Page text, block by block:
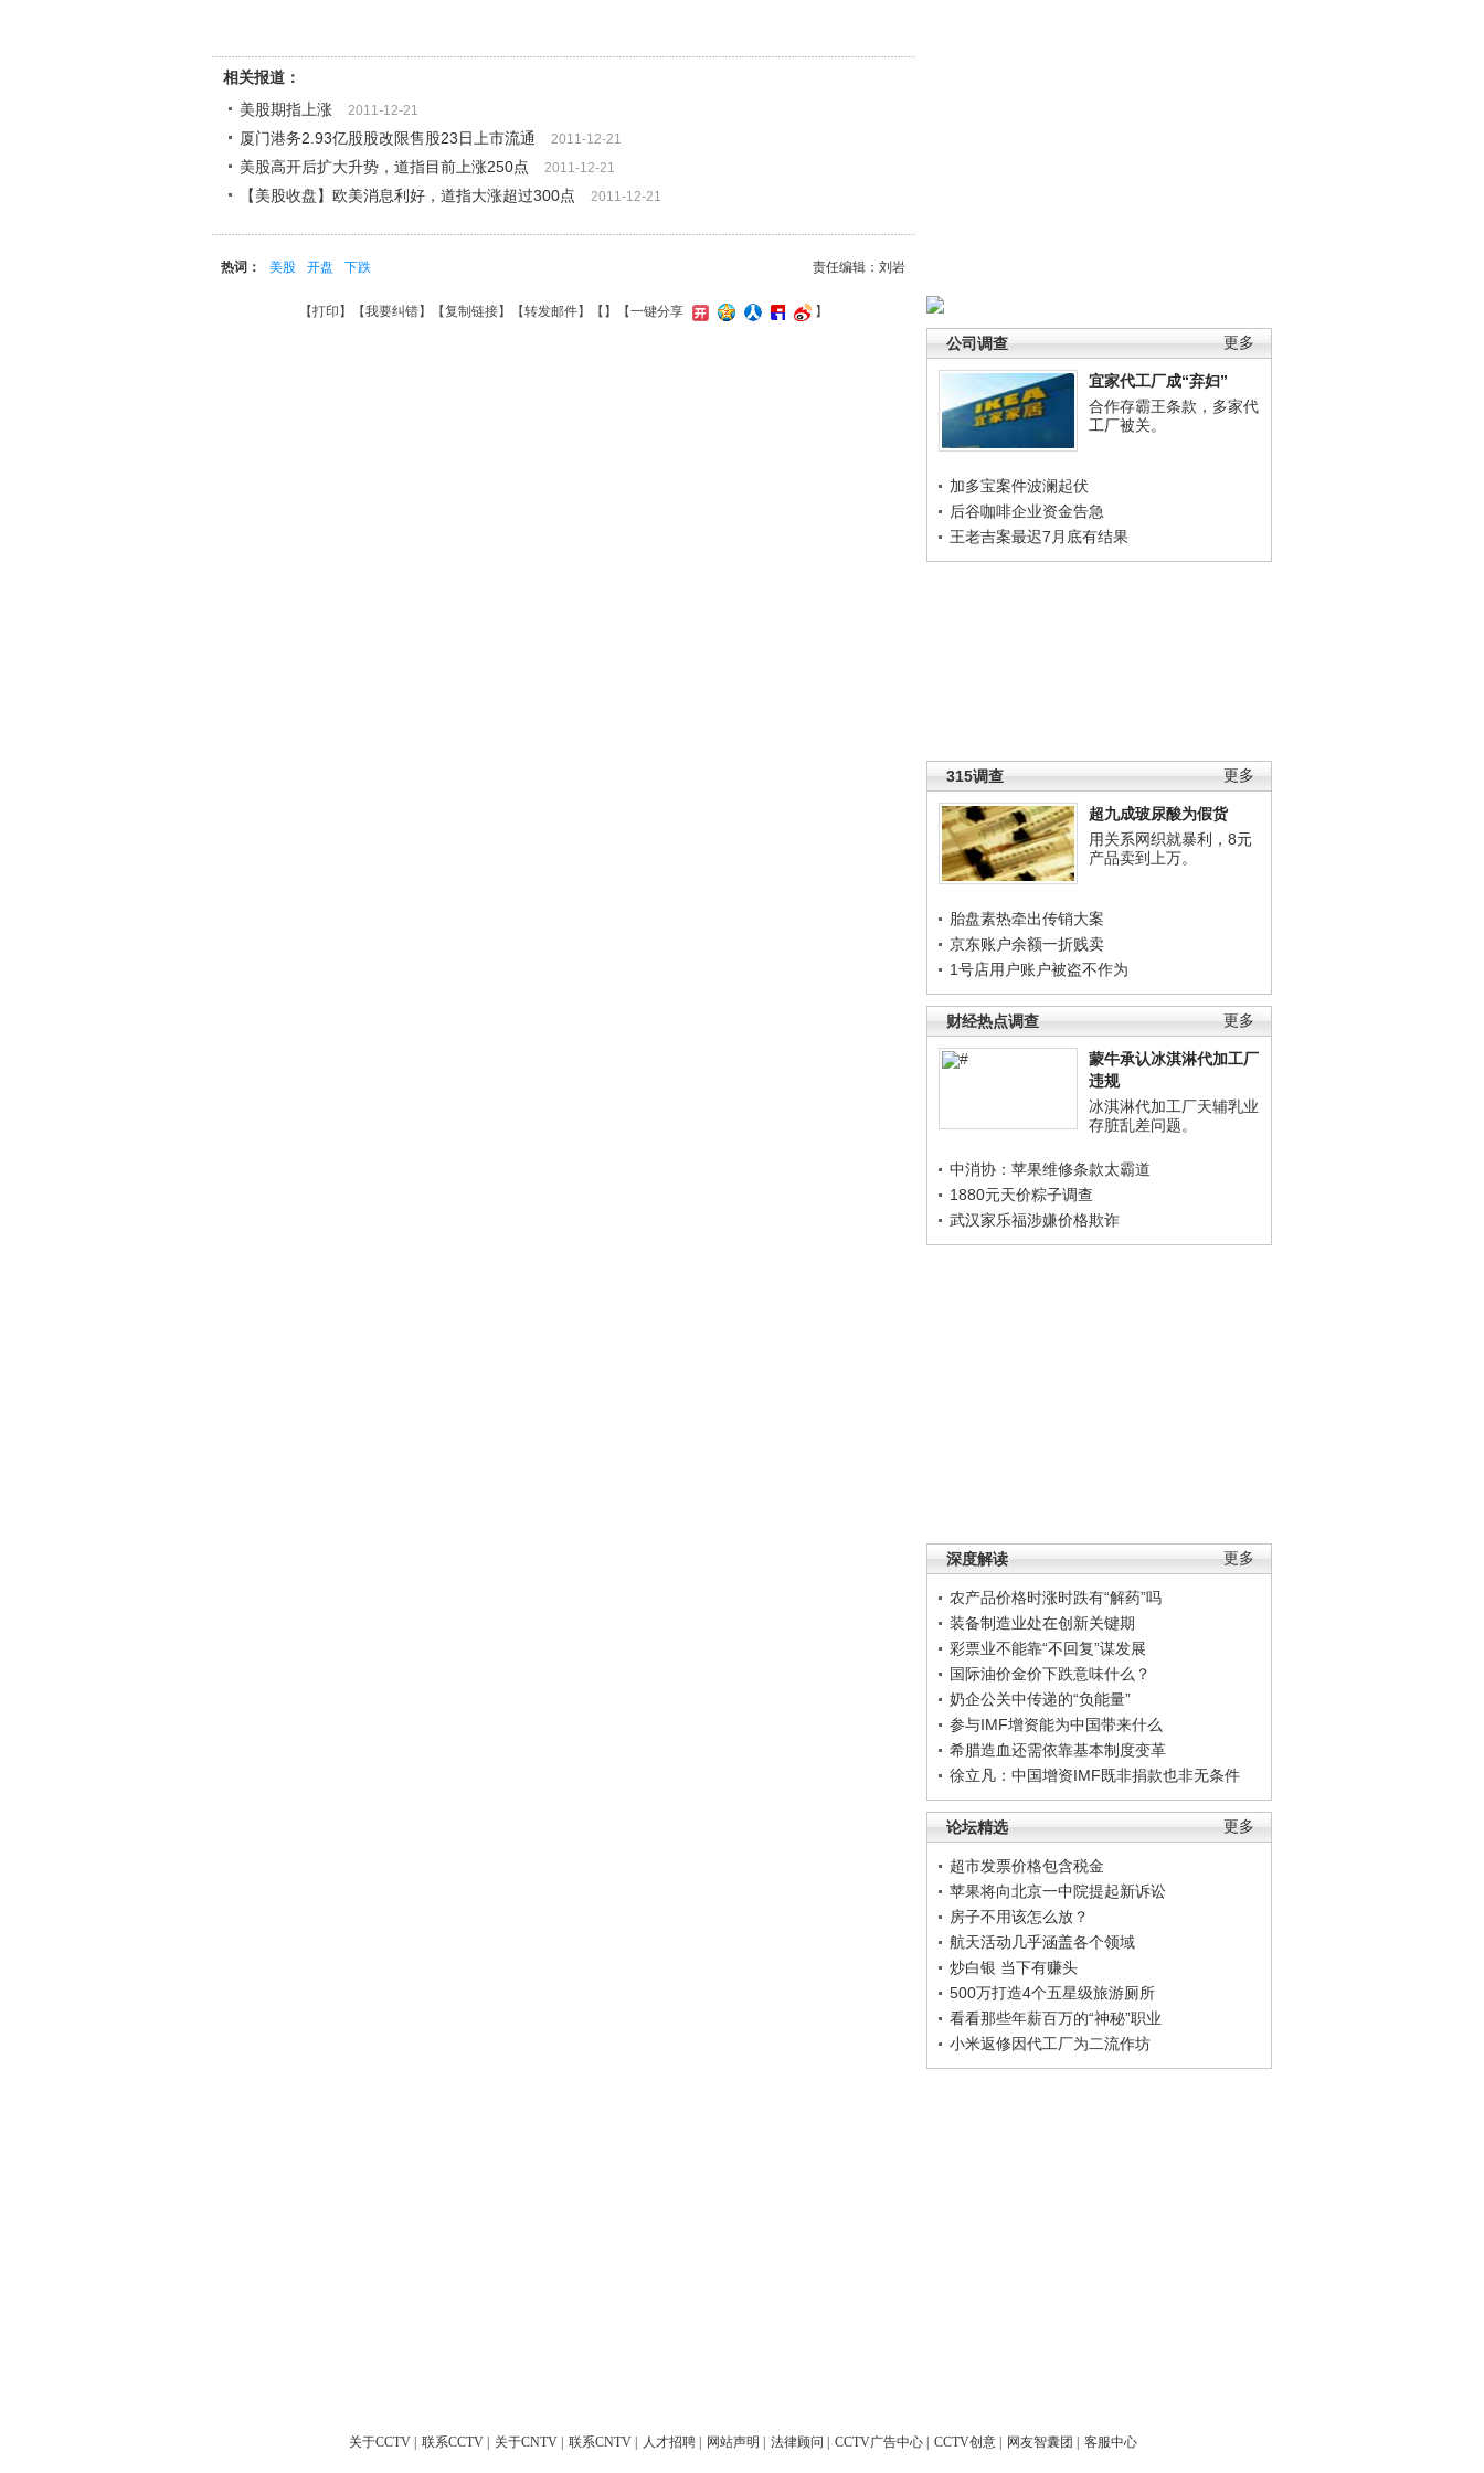
更多
公司调查
宜家代工厂成“弃妇”
合作存霸王条款，多家代
工厂被关。
加多宝案件波澜起伏
后谷咖啡企业资金告急
王老吉案最迟7月底有结果
更多
315调查
超九成玻尿酸为假货
用关系网织就暴利，8元
产品卖到上万。
胎盘素热牵出传销大案
京东账户余额一折贱卖
1号店用户账户被盗不作为
更多
财经热点调查
蒙牛承认冰淇淋代加工厂
违规
冰淇淋代加工厂天辅乳业
存脏乱差问题。
中消协：苹果维修条款太霸道
1880元天价粽子调查
武汉家乐福涉嫌价格欺诈
更多
深度解读
农产品价格时涨时跌有“解药”吗
装备制造业处在创新关键期
彩票业不能靠“不回复”谋发展
国际油价金价下跌意味什么？
奶企公关中传递的“负能量”
参与IMF增资能为中国带来什么
希腊造血还需依靠基本制度变革
徐立凡：中国增资IMF既非捐款也非无条件
更多
论坛精选
超市发票价格包含税金
苹果将向北京一中院提起新诉讼
房子不用该怎么放？
航天活动几乎涵盖各个领域
炒白银 当下有赚头
500万打造4个五星级旅游厕所
看看那些年薪百万的“神秘”职业
小米返修因代工厂为二流作坊
相关报道：
美股期指上涨
2011-12-21
厦门港务2.93亿股股改限售股23日上市流通 2011-12-21
美股高开后扩大升势，道指目前上涨250点 2011-12-21
【美股收盘】欧美消息利好，道指大涨超过300点 2011-12-21
责任编辑：刘岩
热词： 美股 开盘 下跌
【打印 】【我要纠错】【复制链接】【转发邮件】【 】 【一键分享 】
关于CCTV 联系CCTV 关于CNTV 联系CNTV 人才招聘 网站声明 法律顾问 CCTV广告中心 CCTV创意 网友智囊团 客服中心